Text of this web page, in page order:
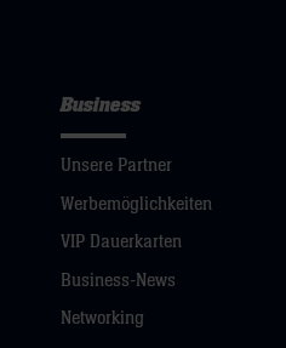
Business
Unsere Partner
Werbemöglichkeiten
VIP Dauerkarten
Business-News
Networking